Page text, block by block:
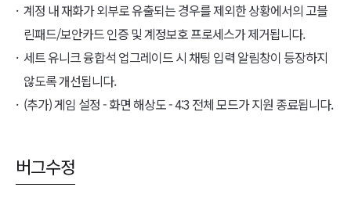
계정 내 재화가 외부로 유출되는 경우를 제외한 상황에서의 고블
린패드/보안카드 인증 및 계정보호 프로세스가 제거됩니다.
세트 유니크 융합석 업그레이드 시 채팅 입력 알림창이 등장하지
않도록 개선됩니다.
(추가) 게임 설정 - 화면 해상도 - 4:3 전체 모드가 지원 종료됩니다.
버그수정